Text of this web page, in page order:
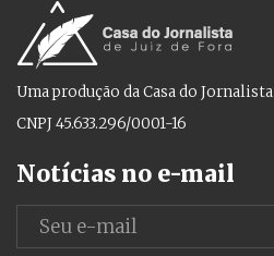
Uma produção da Casa do Jornalista
CNPJ 45.633.296/0001-16
Notícias no e-mail